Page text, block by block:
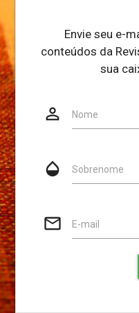
Envie seu e-
conteúdos da
sua
person_outline Nome
opacity Sobrenome
mail_outline E-mail
Website